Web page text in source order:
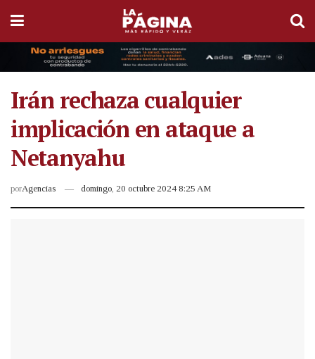
Irán rechaza cualquier
implicación en ataque a
Netanyahu
porAgencias domingo, 20 octubre 2024 8:25 AM